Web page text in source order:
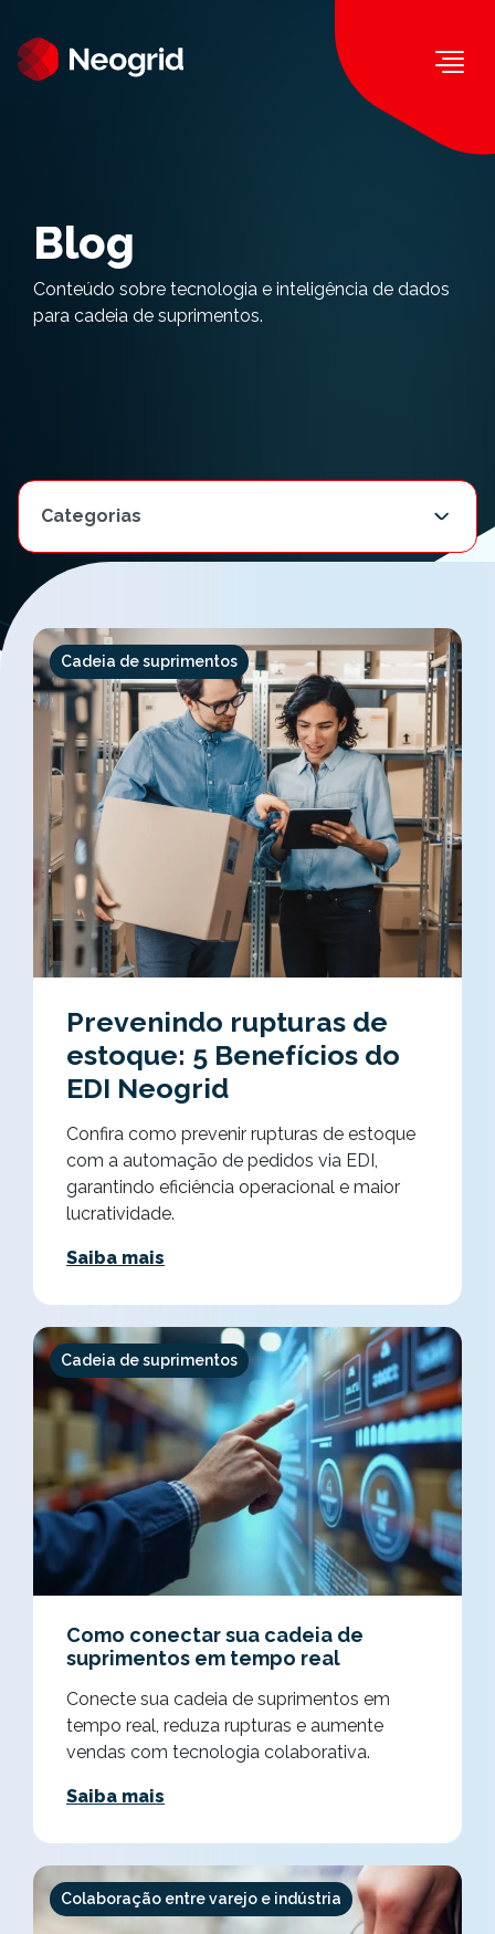
Blog
Conteúdo sobre tecnologia e inteligência de dados
para cadeia de suprimentos.
Cadeia de suprimentos
Prevenindo rupturas de
estoque: 5 Benefícios do
EDI Neogrid
Confira como prevenir rupturas de estoque
com a automação de pedidos via EDI,
garantindo eficiência operacional e maior
lucratividade.
Saiba mais
Cadeia de suprimentos
Como conectar sua cadeia de
suprimentos em tempo real
Conecte sua cadeia de suprimentos em
tempo real, reduza rupturas e aumente
vendas com tecnologia colaborativa.
Saiba mais
Colaboração entre varejo e indústria